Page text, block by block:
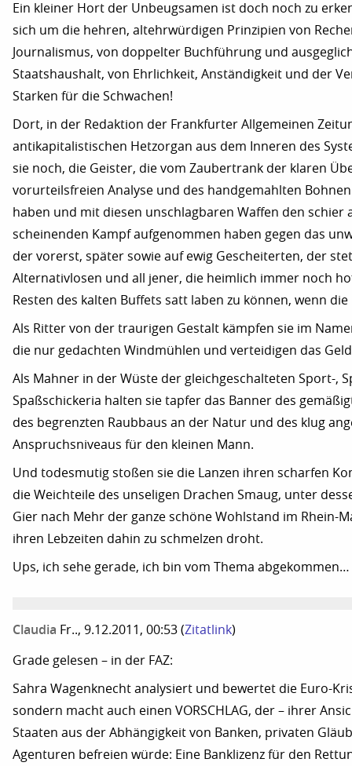
Ein kleiner Hort der Unbeugsamen ist doch noch zu
sich um die hehren, altehrwürdigen Prinzipien von
Journalismus, von doppelter Buchführung und
Staatshaushalt, von Ehrlichkeit, Anständigkeit und der
Starken für die Schwachen!
Dort, in der Redaktion der Frankfurter Allgemeinen
antikapitalistischen Hetzorgan aus dem Inneren des
sie noch, die Geister, die vom Zaubertrank der klaren
vorurteilsfreien Analyse und des handgemahlten
haben und mit diesen unschlagbaren Waffen den schier
scheinenden Kampf aufgenommen haben gegen das
der vorerst, später sowie auf ewig Gescheiterten, der
Alternativlosen und all jener, die heimlich immer noch
Resten des kalten Buffets satt laben zu können, wenn
Als Ritter von der traurigen Gestalt kämpfen sie im
die nur gedachten Windmühlen und verteidigen das
Als Mahner in der Wüste der gleichgeschalteten Sport-,
Spaßschickeria halten sie tapfer das Banner des
des begrenzten Raubbaus an der Natur und des klug
Anspruchsniveaus für den kleinen Mann.
Und todesmutig stoßen sie die Lanzen ihren scharfen
die Weichteile des unseligen Drachen Smaug, unter
Gier nach Mehr der ganze schöne Wohlstand im Rhein-
ihren Lebzeiten dahin zu schmelzen droht.
Ups, ich sehe gerade, ich bin vom Thema abgekommen…
Claudia Fr.., 9.12.2011, 00:53 (Zitatlink)
Grade gelesen – in der FAZ:
Sahra Wagenknecht analysiert und bewertet die Euro-
sondern macht auch einen VORSCHLAG, der – ihrer
Staaten aus der Abhängigkeit von Banken, privaten
Agenturen befreien würde: Eine Banklizenz für den